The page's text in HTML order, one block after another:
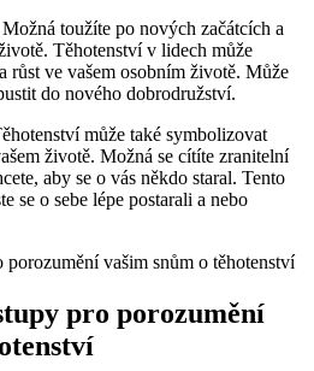
Možná toužíte po nových začátcích a
Těhotenství v lidech může
růst ve vašem osobním životě. Může
do nového dobrodružství.
může také symbolizovat
životě. Možná se cítíte zranitelní
aby se o vás někdo staral. Tento
se o sebe lépe postarali a nebo
pro porozumění